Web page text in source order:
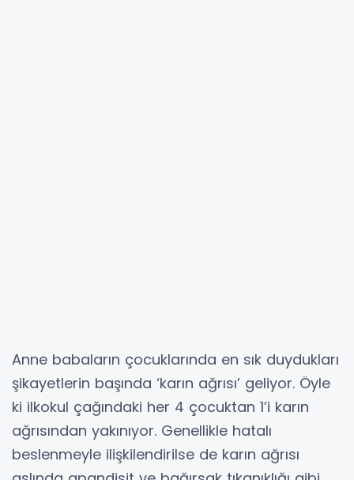
Anne babaların çocuklarında en sık duydukları
şikayetlerin başında ‘karın ağrısı’ geliyor. Öyle
ki ilkokul çağındaki her 4 çocuktan 1’i karın
ağrısından yakınıyor. Genellikle hatalı
beslenmeyle ilişkilendirilse de karın ağrısı